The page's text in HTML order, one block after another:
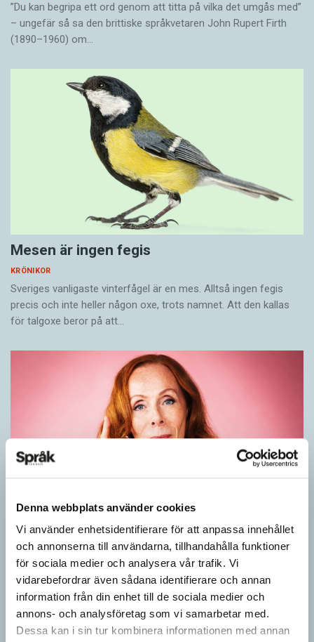
Denna webbplats använder cookies
Vi använder enhetsidentifierare för att anpassa innehållet
och annonserna till användarna, tillhandahålla funktioner
för sociala medier och analysera vår trafik. Vi
vidarebefordrar även sådana identifierare och annan
information från din enhet till de sociala medier och
annons- och analysföretag som vi samarbetar med.
Dessa kan i sin tur kombinera informationen med annan
”Du kan begripa ett ord genom att titta på vilka det umgås med”
– ungefär så sa den brittiske språkvetaren John Rupert Firth
(1890–1960) om…
Mesen är ingen fegis
KRÖNIKOR
Sveriges vanligaste vinterfågel är en mes. Alltså ingen fegis
precis och inte heller någon oxe, trots namnet. Att den kallas
för talgoxe beror på att…
Rör inte mitt asså!
KRÖNIKOR
Vet ni vad småord är? Ja, det är små ord. Låt mig förklara vad
jag i dag menar med småord. Jag vet att jag i…